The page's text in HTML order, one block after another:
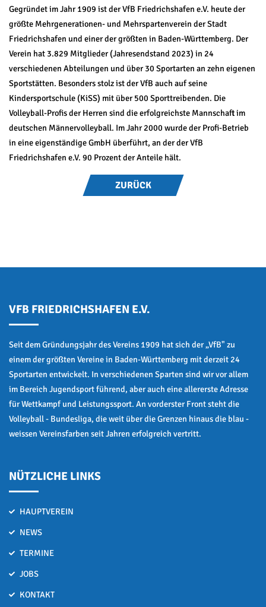
Gegründet im Jahr 1909 ist der VfB Friedrichshafen e.V. heute der
größte Mehrgenerationen- und Mehrspartenverein der Stadt
Friedrichshafen und einer der größten in Baden-Württemberg. Der
Verein hat 3.829 Mitglieder (Jahresendstand 2023) in 24
verschiedenen Abteilungen und über 30 Sportarten an zehn eigenen
Sportstätten. Besonders stolz ist der VfB auch auf seine
Kindersportschule (KiSS) mit über 500 Sporttreibenden. Die
Volleyball-Profis der Herren sind die erfolgreichste Mannschaft im
deutschen Männervolleyball. Im Jahr 2000 wurde der Profi-Betrieb
in eine eigenständige GmbH überführt, an der der VfB
Friedrichshafen e.V. 90 Prozent der Anteile hält.
ZURÜCK
VFB FRIEDRICHSHAFEN E.V.
Seit dem Gründungsjahr des Vereins 1909 hat sich der „VfB" zu
einem der größten Vereine in Baden-Württemberg mit derzeit 24
Sportarten entwickelt. In verschiedenen Sparten sind wir vor allem
im Bereich Jugendsport führend, aber auch eine allererste Adresse
für Wettkampf und Leistungssport. An vorderster Front steht die
Volleyball - Bundesliga, die weit über die Grenzen hinaus die blau -
weissen Vereinsfarben seit Jahren erfolgreich vertritt.
NÜTZLICHE LINKS
HAUPTVEREIN
NEWS
TERMINE
JOBS
KONTAKT